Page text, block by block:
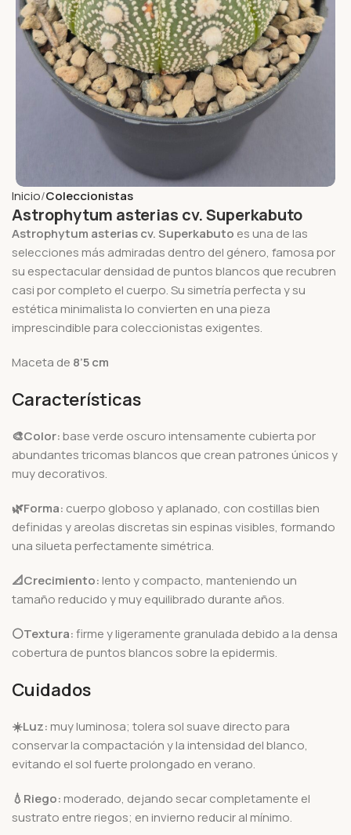
Inicio Coleccionistas
Astrophytum asterias cv. Superkabuto
Astrophytum asterias cv. Superkabuto es una de las
selecciones más admiradas dentro del género, famosa por
su espectacular densidad de puntos blancos que recubren
casi por completo el cuerpo. Su simetría perfecta y su
estética minimalista lo convierten en una pieza
imprescindible para coleccionistas exigentes.
Maceta de 8’5 cm
Características
🎨Color:base verde oscuro intensamente cubierta por
abundantes tricomas blancos que crean patrones únicos y
muy decorativos.
🌿Forma: cuerpo globoso y aplanado, con costillas bien
definidas y areolas discretas sin espinas visibles, formando
una silueta perfectamente simétrica.
📐Crecimiento: lento y compacto, manteniendo un
tamaño reducido y muy equilibrado durante años.
⚪Textura:firme y ligeramente granulada debido a la densa
cobertura de puntos blancos sobre la epidermis.
Cuidados
☀️Luz: muy luminosa; tolera sol suave directo para
conservar la compactación y la intensidad del blanco,
evitando el sol fuerte prolongado en verano.
💧Riego: moderado, dejando secar completamente el
sustrato entre riegos; en invierno reducir al mínimo.